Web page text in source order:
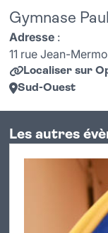
Gymnase
Adresse :
11 rue Jean-
Localiser sur
Sud-Ouest
+
−
Les autres